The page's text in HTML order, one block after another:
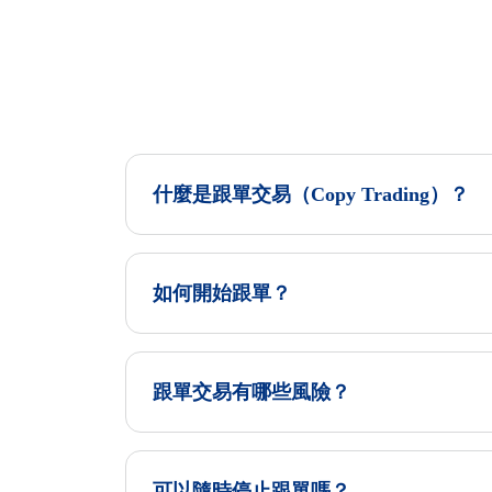
什麼是跟單交易（Copy Trading）？
如何開始跟單？
跟單交易有哪些風險？